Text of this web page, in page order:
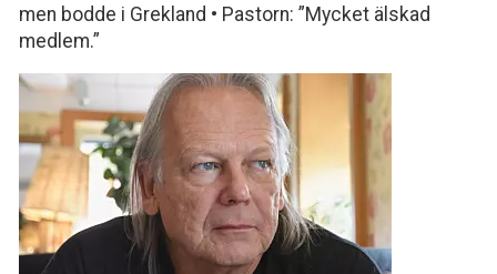
men bodde i Grekland • Pastorn: ”Mycket älskad
medlem.”